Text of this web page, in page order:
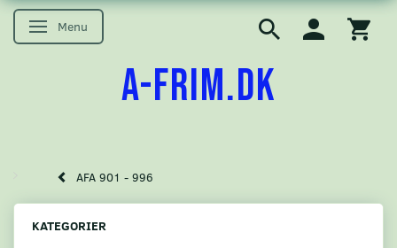
Skifte navigation
Menu
A-FRIM.DK
AFA 901 - 996
KATEGORIER